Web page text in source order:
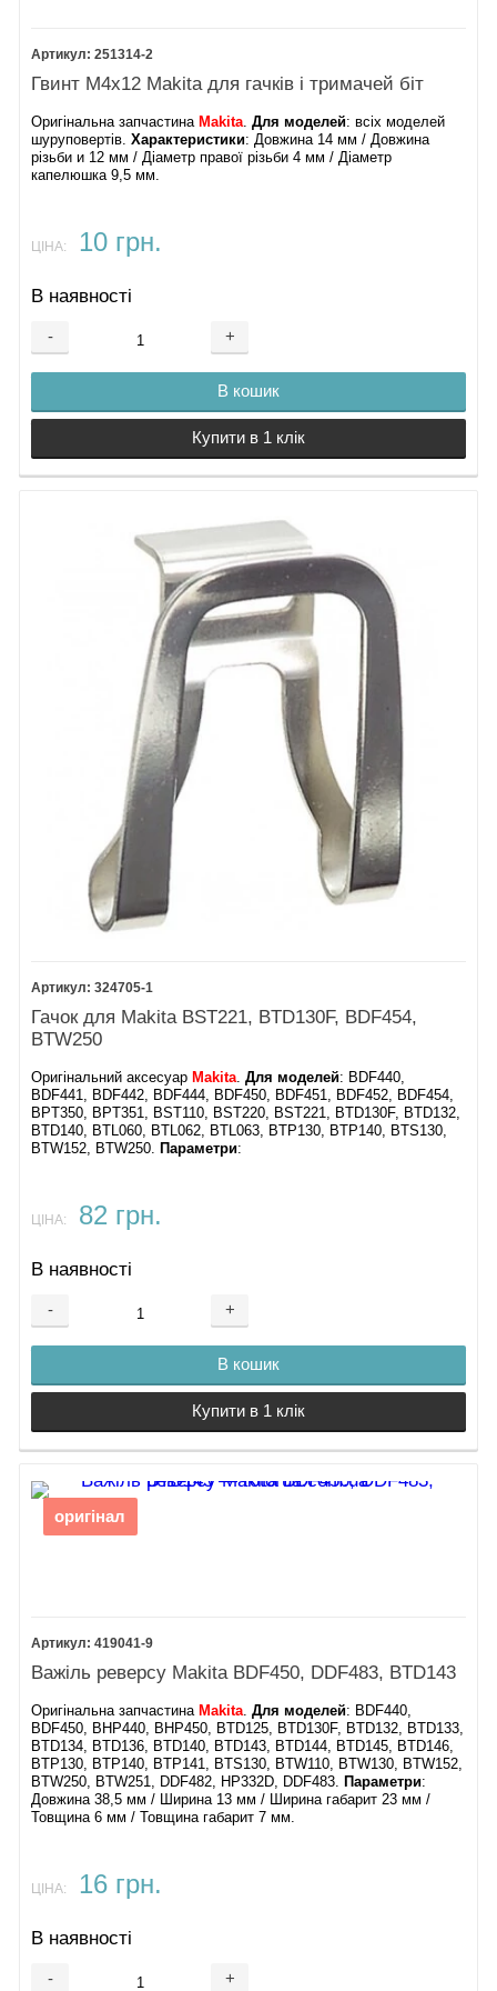
251314-2
Гвинт М4х12 Makita для гачків і тримачей біт
Оригінальна запчастина Makita.Для моделей: всіх моделей
шуруповертів.Характеристики: Довжина 14 мм / Довжина
різьби и 12 мм / Діаметр правої різьби 4 мм / Діаметр
капелюшка 9,5 мм.
ЦІНА: 10 грн.
В наявності
- +
В кошик
Купити в 1 клік
324705-1
Гачок для Makita BST221, BTD130F, BDF454,
BTW250
Оригінальний аксесуар Makita.Для моделей: BDF440,
BDF441, BDF442, BDF444, BDF450, BDF451, BDF452, BDF454,
BPT350, BPT351, BST110, BST220, BST221, BTD130F, BTD132,
BTD140, BTL060, BTL062, BTL063, BTP130, BTP140, BTS130,
BTW152, BTW250. Параметри:
ЦІНА: 82 грн.
В наявності
- +
В кошик
Купити в 1 клік
оригінал
419041-9
Важіль реверсу Makita BDF450, DDF483, BTD143
Оригінальна запчастина Makita .Для моделей: BDF440,
BDF450, BHP440, BHP450, BTD125, BTD130F, BTD132, BTD133,
BTD134, BTD136, BTD140, BTD143, BTD144, BTD145, BTD146,
BTP130, BTP140, BTP141, BTS130, BTW110, BTW130, BTW152,
BTW250, BTW251, DDF482, HP332D, DDF483.
Параметри:
Довжина 38,5 мм / Ширина 13 мм / Ширина габарит 23 мм /
Товщина 6 мм / Товщина габарит 7 мм.
ЦІНА: 16 грн.
В наявності
- +